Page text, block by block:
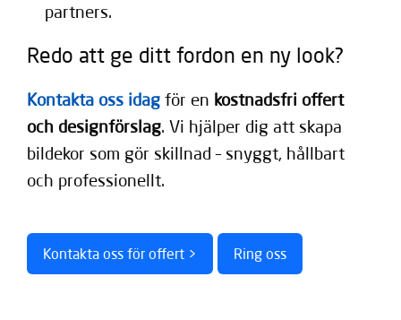
partners.
Redo att ge ditt fordon en ny look?
Kontakta oss idag för en kostnadsfri offert
och designförslag. Vi hjälper dig att skapa
bildekor som gör skillnad – snyggt, hållbart
och professionellt.
Kontakta oss för offert > Ring oss